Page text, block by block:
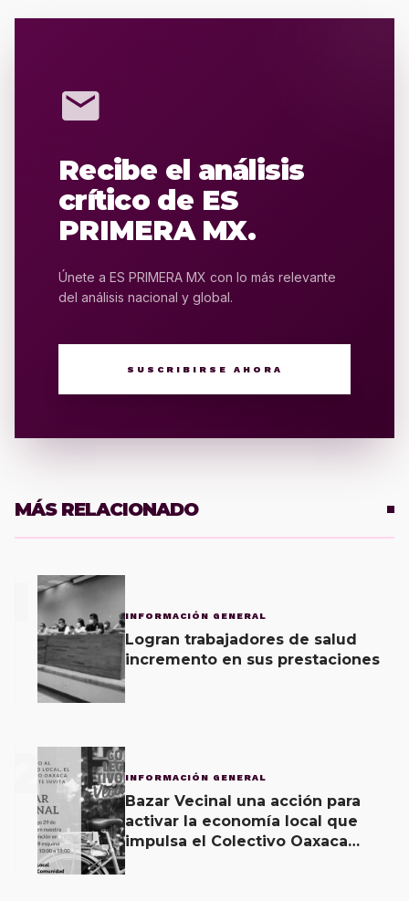
mail
Recibe el análisis
crítico de ES
PRIMERA MX.
Únete a ES PRIMERA MX con lo más relevante
del análisis nacional y global.
SUSCRIBIRSE AHORA
MÁS RELACIONADO
INFORMACIÓN GENERAL
Logran trabajadores de salud
incremento en sus prestaciones
2 INFORMACIÓN GENERAL
Bazar Vecinal una acción para
activar la economía local que
impulsa el Colectivo Oaxaca